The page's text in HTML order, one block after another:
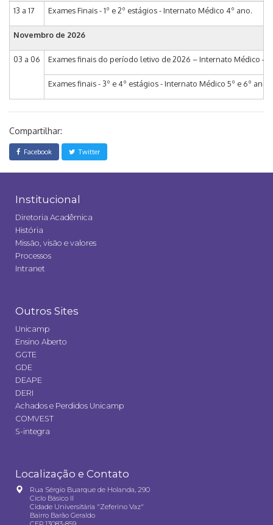
13 a 17 Exames Finais - 1º e 2º estágios - Internato Médico 4º ano.
Novembro de 2026
03 a 06 Exames finais do período letivo de 2026 – Internato Médico 4º
Exames finais - 3º e 4º estágios - Internato Médico 5º e 6º anos.
Compartilhar:
Facebook Twitter
Institucional
Diretoria Acadêmica
História
Missão, visão e valores
Processos
Intranet
Outros Sites
Unicamp
Ensino Aberto
GGTE
GDE
DEAPE
DERI
Achados e Perdidos Unicamp
COMVEST
S-integra
Localização e Contato
Rua Sérgio Buarque de Holanda, 290
Ciclo Básico II
Cidade Universitária "Zeferino Vaz"
Bairro Barão Geraldo